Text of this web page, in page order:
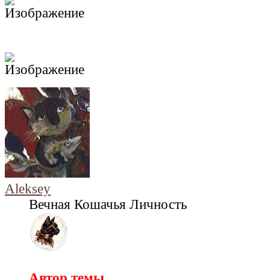
Aleksey
Вечная Кошачья Личность